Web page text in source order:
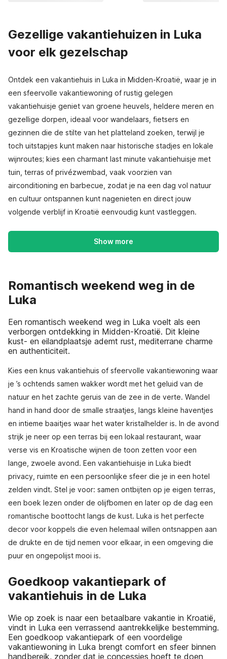
Gezellige vakantiehuizen in Luka
voor elk gezelschap
Ontdek een vakantiehuis in Luka in Midden-Kroatië, waar je in
een sfeervolle vakantiewoning of rustig gelegen
vakantiehuisje geniet van groene heuvels, heldere meren en
gezellige dorpen, ideaal voor wandelaars, fietsers en
gezinnen die de stilte van het platteland zoeken, terwijl je
toch uitstapjes kunt maken naar historische stadjes en lokale
wijnroutes; kies een charmant last minute vakantiehuisje met
tuin, terras of privézwembad, vaak voorzien van
airconditioning en barbecue, zodat je na een dag vol natuur
en cultuur ontspannen kunt nagenieten en direct jouw
volgende verblijf in Kroatië eenvoudig kunt vastleggen.
Show more
Romantisch weekend weg in de
Luka
Een romantisch weekend weg in Luka voelt als een
verborgen ontdekking in Midden-Kroatië. Dit kleine
kust- en eilandplaatsje ademt rust, mediterrane charme
en authenticiteit.
Kies een knus vakantiehuis of sfeervolle vakantiewoning waar
je ’s ochtends samen wakker wordt met het geluid van de
natuur en het zachte geruis van de zee in de verte. Wandel
hand in hand door de smalle straatjes, langs kleine haventjes
en intieme baaitjes waar het water kristalhelder is. In de avond
strijk je neer op een terras bij een lokaal restaurant, waar
verse vis en Kroatische wijnen de toon zetten voor een
lange, zwoele avond. Een vakantiehuisje in Luka biedt
privacy, ruimte en een persoonlijke sfeer die je in een hotel
zelden vindt. Stel je voor: samen ontbijten op je eigen terras,
een boek lezen onder de olijfbomen en later op de dag een
romantische boottocht langs de kust. Luka is het perfecte
decor voor koppels die even helemaal willen ontsnappen aan
de drukte en de tijd nemen voor elkaar, in een omgeving die
puur en ongepolijst mooi is.
Goedkoop vakantiepark of
vakantiehuis in de Luka
Wie op zoek is naar een betaalbare vakantie in Kroatië,
vindt in Luka een verrassend aantrekkelijke bestemming.
Een goedkoop vakantiepark of een voordelige
vakantiewoning in Luka brengt comfort en sfeer binnen
handbereik, zonder dat je concessies hoeft te doen